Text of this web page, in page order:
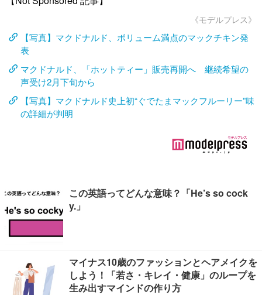
《モデルプレス》
【写真】マクドナルド、ボリューム満点のマックチキン発
表
マクドナルド、「ホットティー」販売再開へ 継続希望の
声受け2月下旬から
【写真】マクドナルド史上初“ぐでたまマックフルーリー”味
の詳細が判明
この英語ってどんな意味？「He’s so cock
y.」
マイナス10歳のファッションとヘアメイクを
しよう！「若さ・キレイ・健康」のループを
生み出すマインドの作り方